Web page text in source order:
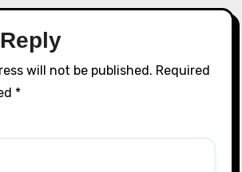
will not be published. Required
*